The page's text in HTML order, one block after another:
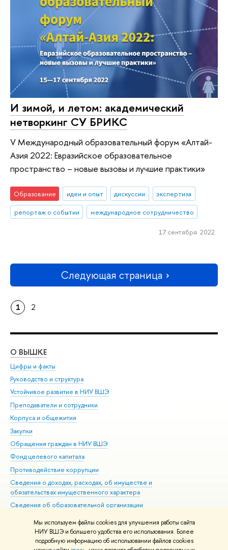
Мы используем файлы cookies для улучшения работы сайта
НИУ ВШЭ и большего удобства его использования. Более
подробную информацию об использовании файлов cookies
И зимой, и летом: академический
нетворкинг СУ БРИКС
V Международный образовательный форум «Алтай-
Азия 2022: Евразийское образовательное
пространство – новые вызовы и лучшие практики»
Образование идеи и опыт дискуссии
экспертиза
репортаж о событии
международное сотрудничество
17 сентября 2022
Следующая страница
1 2
О ВЫШКЕ
Цифры и факты
Руководство и структура
Устойчивое развитие в НИУ ВШЭ
Преподаватели и сотрудники
Корпуса и общежития
Закупки
Обращения граждан в НИУ ВШЭ
Фонд целевого капитала
Противодействие коррупции
Сведения о доходах, расходах, об имуществе и
обязательствах имущественного характера
Сведения об образовательной организации
Людям с ограниченными возможностями здоровья
Единая платежная страница
Работа в Вышке